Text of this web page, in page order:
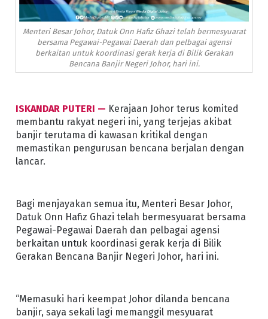
Menteri Besar Johor, Datuk Onn Hafiz Ghazi telah bermesyuarat
bersama Pegawai-Pegawai Daerah dan pelbagai agensi
berkaitan untuk koordinasi gerak kerja di Bilik Gerakan
Bencana Banjir Negeri Johor, hari ini.
ISKANDAR PUTERI — Kerajaan Johor terus komited
membantu rakyat negeri ini, yang terjejas akibat
banjir terutama di kawasan kritikal dengan
memastikan pengurusan bencana berjalan dengan
lancar.
Bagi menjayakan semua itu, Menteri Besar Johor,
Datuk Onn Hafiz Ghazi telah bermesyuarat bersama
Pegawai-Pegawai Daerah dan pelbagai agensi
berkaitan untuk koordinasi gerak kerja di Bilik
Gerakan Bencana Banjir Negeri Johor, hari ini.
“Memasuki hari keempat Johor dilanda bencana
banjir, saya sekali lagi memanggil mesyuarat